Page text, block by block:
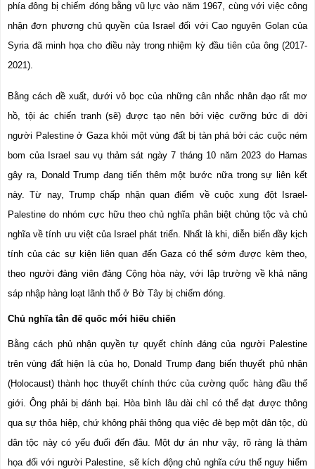
phía đông bị chiếm đóng bằng vũ lực vào năm 1967, cùng với việc công
nhận đơn phương chủ quyền của Israel đối với Cao nguyên Golan của
Syria đã minh họa cho điều này trong nhiệm kỳ đầu tiên của ông (2017-
2021).
Bằng cách đề xuất, dưới vỏ bọc của những cân nhắc nhân đạo rất mơ
hồ, tội ác chiến tranh (sẽ) được tạo nên bởi việc cưỡng bức di dời
người Palestine ở Gaza khỏi một vùng đất bị tàn phá bởi các cuộc ném
bom của Israel sau vụ thảm sát ngày 7 tháng 10 năm 2023 do Hamas
gây ra, Donald Trump đang tiến thêm một bước nữa trong sự liên kết
này. Từ nay, Trump chấp nhận quan điểm về cuộc xung đột Israel-
Palestine do nhóm cực hữu theo chủ nghĩa phân biệt chủng tộc và chủ
nghĩa về tính ưu việt của Israel phát triển. Nhất là khi, diễn biến đầy kịch
tính của các sự kiện liên quan đến Gaza có thể sớm được kèm theo,
theo người đảng viên đảng Cộng hòa này, với lập trường về khả năng
sáp nhập hàng loạt lãnh thổ ở Bờ Tây bị chiếm đóng.
Chủ nghĩa tân đế quốc mới hiếu chiến
Bằng cách phủ nhận quyền tự quyết chính đáng của người Palestine
trên vùng đất hiện là của họ, Donald Trump đang biến thuyết phủ nhận
(Holocaust) thành học thuyết chính thức của cường quốc hàng đầu thế
giới. Ông phải bị đánh bại. Hòa bình lâu dài chỉ có thể đạt được thông
qua sự thỏa hiệp, chứ không phải thông qua việc đè bẹp một dân tộc, dù
dân tộc này có yếu đuối đến đâu. Một dự án như vậy, rõ ràng là thảm
họa đối với người Palestine, sẽ kích động chủ nghĩa cứu thế nguy hiểm